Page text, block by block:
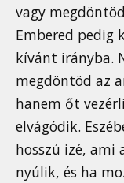
vagy
Embered pedig
kívánt irányba.
megdöntöd az
hanem őt
elvágódik.
hosszú izé, ami
nyúlik, és ha